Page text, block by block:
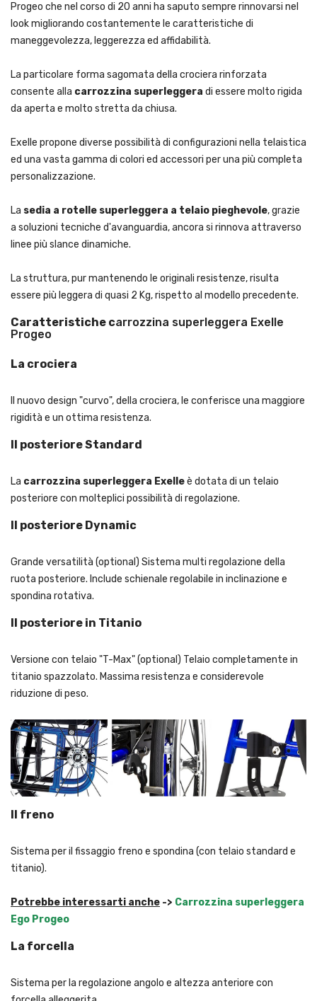
Progeo che nel corso di 20 anni ha saputo sempre rinnovarsi nel
look migliorando costantemente le caratteristiche di
maneggevolezza, leggerezza ed affidabilità.
La particolare forma sagomata della crociera rinforzata
consente alla carrozzina superleggera di essere molto rigida
da aperta e molto stretta da chiusa.
Exelle propone diverse possibilità di configurazioni nella telaistica
ed una vasta gamma di colori ed accessori per una più completa
personalizzazione.
La sedia a rotelle superleggera a telaio pieghevole, grazie
a soluzioni tecniche d'avanguardia, ancora si rinnova attraverso
linee più slance dinamiche.
La struttura, pur mantenendo le originali resistenze, risulta
essere più leggera di quasi 2 Kg, rispetto al modello precedente.
Caratteristiche carrozzina superleggera Exelle
Progeo
La crociera
Il nuovo design "curvo", della crociera, le conferisce una maggiore
rigidità e un ottima resistenza.
Il posteriore Standard
La carrozzina superleggera Exelleè dotata di un telaio
posteriore con molteplici possibilità di regolazione.
Il posteriore Dynamic
Grande versatilità (optional) Sistema multi regolazione della
ruota posteriore. Include schienale regolabile in inclinazione e
spondina rotativa.
Il posteriore in Titanio
Versione con telaio "T-Max" (optional) Telaio completamente in
titanio spazzolato. Massima resistenza e considerevole
riduzione di peso.
Il freno
Sistema per il fissaggio freno e spondina (con telaio standard e
titanio).
Potrebbe interessarti anche -> Carrozzina superleggera
Ego Progeo
La forcella
Sistema per la regolazione angolo e altezza anteriore con